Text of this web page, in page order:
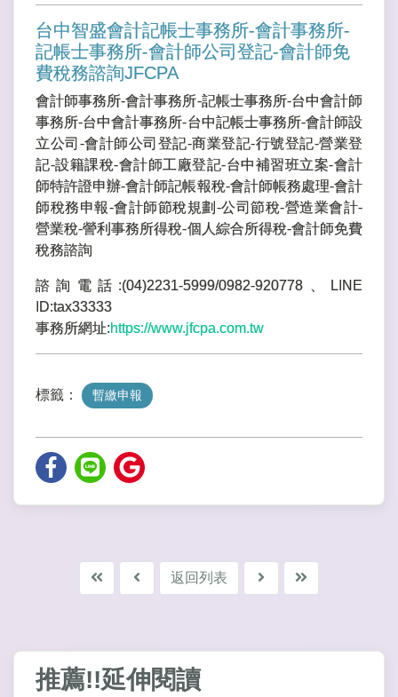
台中智盛會計記帳士事務所-會計事務所-
記帳士事務所-會計師公司登記-會計師免
費稅務諮詢JFCPA
會計師事務所-會計事務所-記帳士事務所-台中會計師
事務所-台中會計事務所-台中記帳士事務所-會計師設
立公司-會計師公司登記-商業登記-行號登記-營業登
記-設籍課稅-會計師工廠登記-台中補習班立案-會計
師特許證申辦-會計師記帳報稅-會計師帳務處理-會計
師稅務申報-會計師節稅規劃-公司節稅-營造業會計-
營業稅-謍利事務所得稅-個人綜合所得稅-會計師免費
稅務諮詢
諮詢電話:(04)2231-5999/0982-920778、LINE
ID:tax33333
事務所網址:https://www.jfcpa.com.tw
標籤： 暫繳申報
返回列表
推薦!!延伸閱讀